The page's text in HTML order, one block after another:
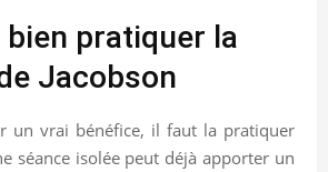
bien pratiquer la
Jacobson
un vrai bénéfice, il faut la pratiquer
séance isolée peut déjà apporter un